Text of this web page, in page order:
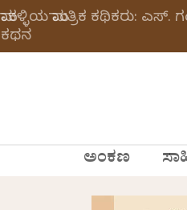
ಮಾಕಳ್ಳಿಯ ಮಾಂತ್ರಿಕ ಕಥಿಕರು:
ಕಥನ
ಅಂಕಣ